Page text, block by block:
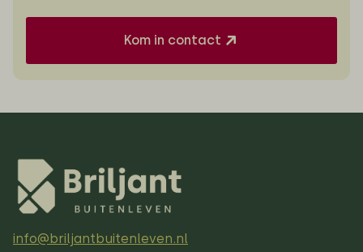
Kom in contact
info@briljantbuitenleven.nl